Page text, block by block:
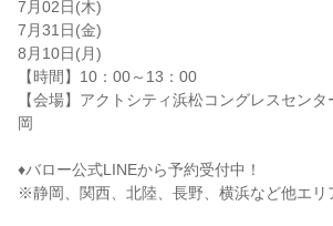
7月02日(木)
7月31日(金)
8月10日(月)
【時間】10：00～13：00
【会場】アクトシティ浜松コングレスセン
岡
♦バロー公式LINEから予約受付中！
※静岡、関西、北陸、長野、横浜など他エリ